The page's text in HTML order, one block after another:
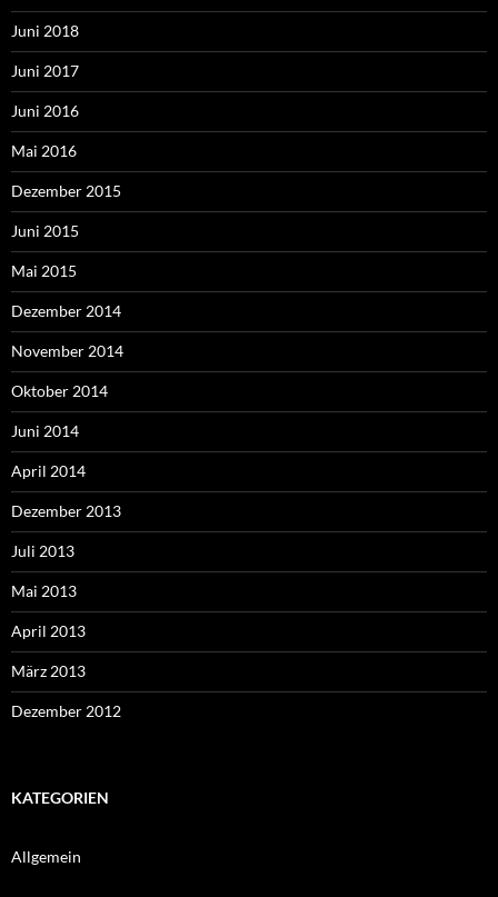
Juni 2018
Juni 2017
Juni 2016
Mai 2016
Dezember 2015
Juni 2015
Mai 2015
Dezember 2014
November 2014
Oktober 2014
Juni 2014
April 2014
Dezember 2013
Juli 2013
Mai 2013
April 2013
März 2013
Dezember 2012
KATEGORIEN
Allgemein